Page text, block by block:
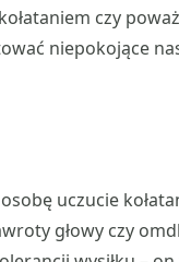
czy
niepokojące
uczucie
głowy czy